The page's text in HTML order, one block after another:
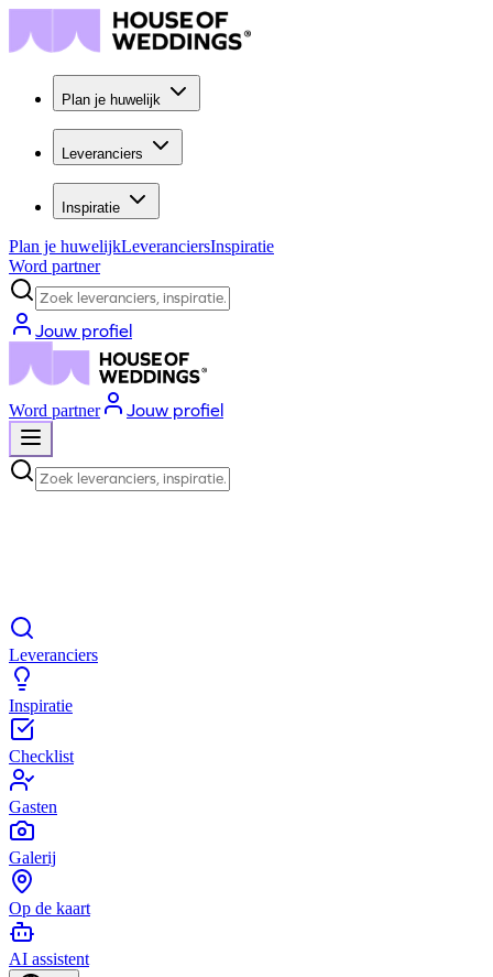
Plan je huwelijk
Leveranciers
Inspiratie
Plan je huwelijkLeveranciersInspiratie
Word partner
Zoek leveranciers, inspiratie...
Jouw profiel
Word partner Jouw profiel
Zoek leveranciers, inspiratie...
Leveranciers
Inspiratie
Checklist
Gasten
Galerij
Op de kaart
AI assistent